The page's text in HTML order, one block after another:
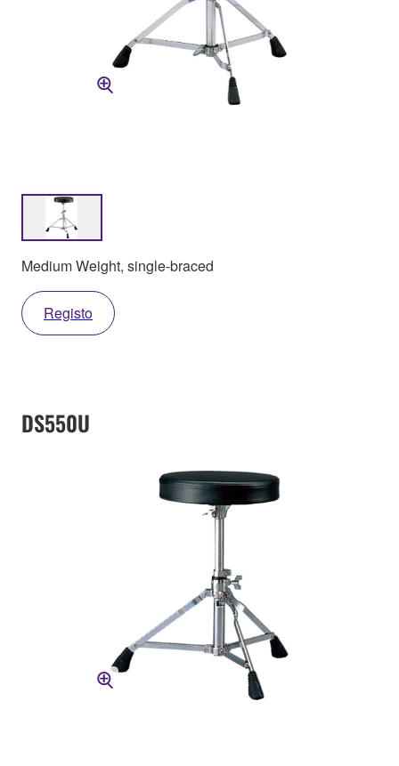
Medium Weight, single-braced
Registo
DS550U